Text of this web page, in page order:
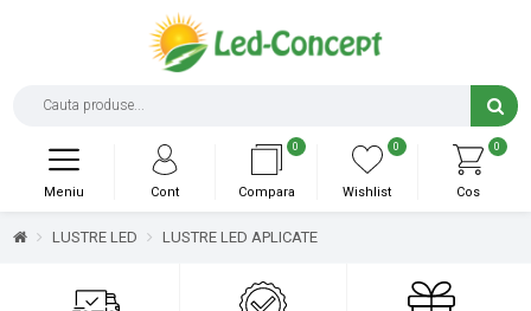
0
Cos
0
Wishlist
0
Compara
Cont
Meniu
LUSTRE LED LUSTRE LED APLICATE